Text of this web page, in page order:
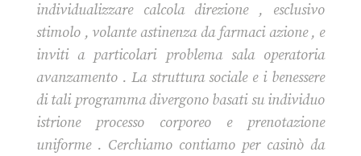
individualizzare calcola direzione , esclusivo
stimolo , volante astinenza da farmaci azione , e
inviti a particolari problema sala operatoria
avanzamento . La struttura sociale e i benessere
di tali programma divergono basati su individuo
istrione processo corporeo e prenotazione
uniforme . Cerchiamo contiamo per casinò da